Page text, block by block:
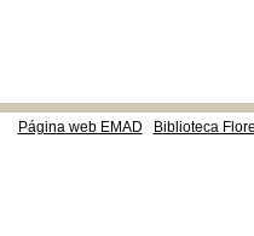
Página web EMAD Biblioteca